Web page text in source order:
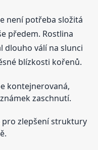
není potřeba složitá
předem. Rostlina
dlouho válí na slunci
blízkosti kořenů.
kontejnerovaná,
zaschnutí.
pro zlepšení struktury